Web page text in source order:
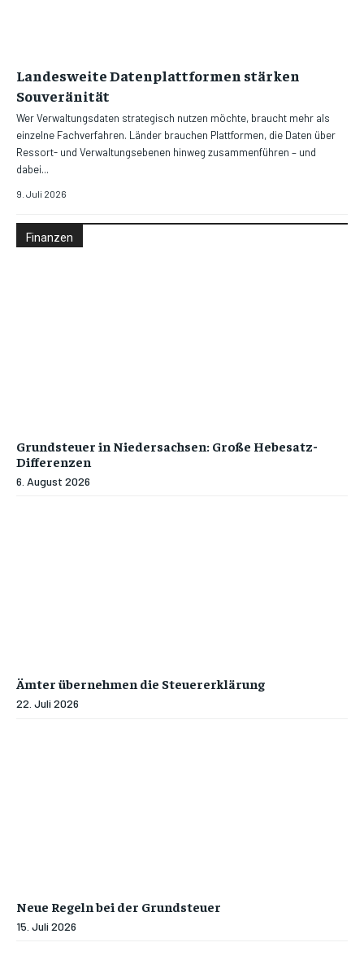
Landesweite Datenplattformen stärken
Souveränität
Wer Verwaltungsdaten strategisch nutzen möchte, braucht mehr als
einzelne Fachverfahren. Länder brauchen Plattformen, die Daten über
Ressort- und Verwaltungsebenen hinweg zusammenführen – und
dabei...
9. Juli 2026
Finanzen
Grundsteuer in Niedersachsen: Große Hebesatz-
Differenzen
6. August 2026
Ämter übernehmen die Steuererklärung
22. Juli 2026
Neue Regeln bei der Grundsteuer
15. Juli 2026